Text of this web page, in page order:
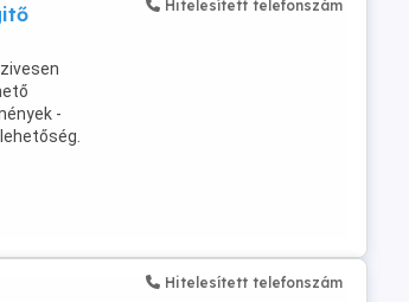
-
Hitelesített telefonszám
Hitelesített telefonszám